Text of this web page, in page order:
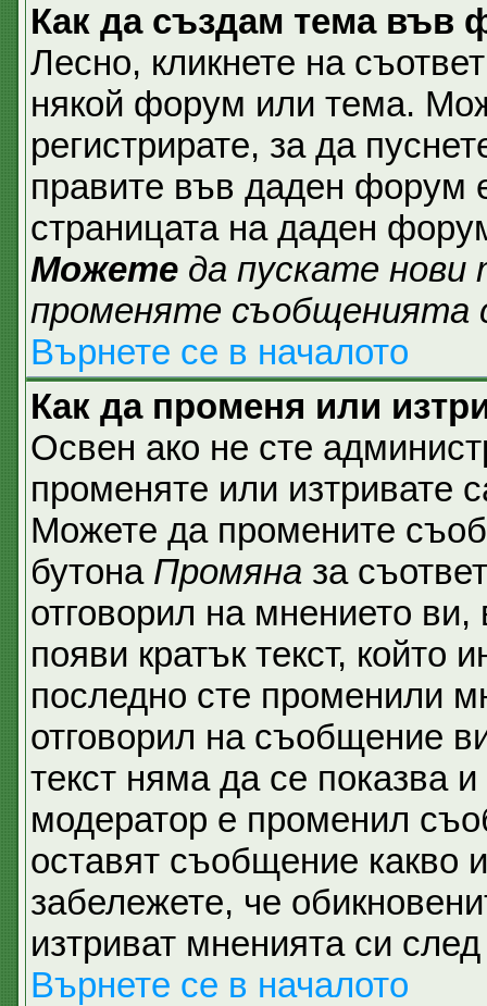
Как да създам тема във
Лесно, кликнете на
някой форум или тема.
регистрирате, за да
правите във даден форум
страницата на даден
Можете да пускате
променяте съобщенията
Върнете се в началото
Как да променя или
Освен ако не сте
променяте или изтривате
Можете да промените
бутона Промяна за
отговорил на мнението
появи кратък текст, който
последно сте променили
отговорил на съобщение
текст няма да се показва
модератор е променил
оставят съобщение
забележете, че
изтриват мненията си
Върнете се в началото